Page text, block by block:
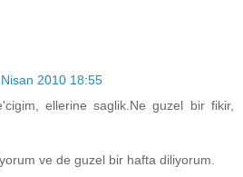
2010 18:55
ellerine saglik.Ne guzel bir fikir,
ve de guzel bir hafta diliyorum.